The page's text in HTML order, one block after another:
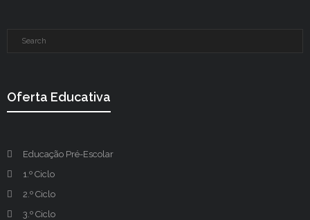
Oferta Educativa
Educação Pré-Escolar
1.º Ciclo
2.º Ciclo
3.º Ciclo